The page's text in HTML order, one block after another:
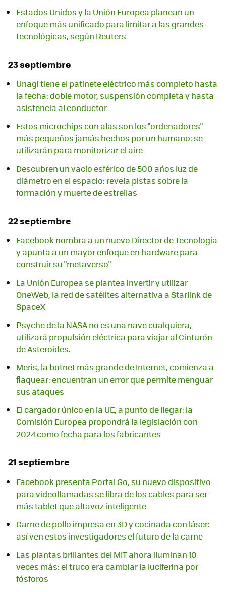
Estados Unidos y la Unión Europea planean un
enfoque más unificado para limitar a las grandes
tecnológicas, según Reuters
23 septiembre
Unagi tiene el patinete eléctrico más completo hasta
la fecha: doble motor, suspensión completa y hasta
asistencia al conductor
Estos microchips con alas son los "ordenadores"
más pequeños jamás hechos por un humano: se
utilizarán para monitorizar el aire
Descubren un vacío esférico de 500 años luz de
diámetro en el espacio: revela pistas sobre la
formación y muerte de estrellas
22 septiembre
Facebook nombra a un nuevo Director de Tecnología
y apunta a un mayor enfoque en hardware para
construir su "metaverso"
La Unión Europea se plantea invertir y utilizar
OneWeb, la red de satélites alternativa a Starlink de
SpaceX
Psyche de la NASA no es una nave cualquiera,
utilizará propulsión eléctrica para viajar al Cinturón
de Asteroides.
Meris, la botnet más grande de Internet, comienza a
flaquear: encuentran un error que permite menguar
sus ataques
El cargador único en la UE, a punto de llegar: la
Comisión Europea propondrá la legislación con
2024 como fecha para los fabricantes
21 septiembre
Facebook presenta Portal Go, su nuevo dispositivo
para videollamadas se libra de los cables para ser
más tablet que altavoz inteligente
Carne de pollo impresa en 3D y cocinada con láser:
así ven estos investigadores el futuro de la carne
Las plantas brillantes del MIT ahora iluminan 10
veces más: el truco era cambiar la luciferina por
fósforos